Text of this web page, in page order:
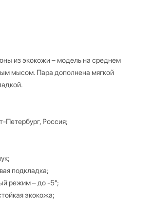
из экокожи – модель на среднем
мысом. Пара дополнена мягкой
Петербург, Россия;
подкладка;
режим – до -5°;
экокожа;